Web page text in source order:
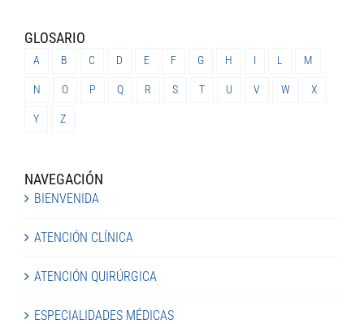
GLOSARIO
A B C D E F G H I L M
N O P Q R S T U V W X
Y Z
NAVEGACIÓN
BIENVENIDA
ATENCIÓN CLÍNICA
ATENCIÓN QUIRÚRGICA
ESPECIALIDADES MÉDICAS